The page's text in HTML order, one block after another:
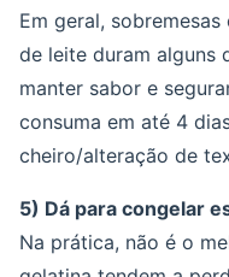
Em geral,
de leite duram alguns
manter sabor e
consuma em até 4
cheiro/alteração de
5) Dá para congelar
Na prática, não é o